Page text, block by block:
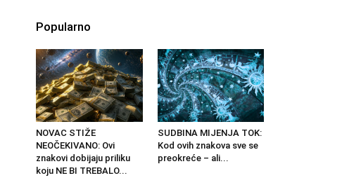
Popularno
NOVAC STIŽE
NEOČEKIVANO: Ovi
znakovi dobijaju priliku
koju NE BI TREBALO...
SUDBINA MIJENJA TOK:
Kod ovih znakova sve se
preokreće – ali...